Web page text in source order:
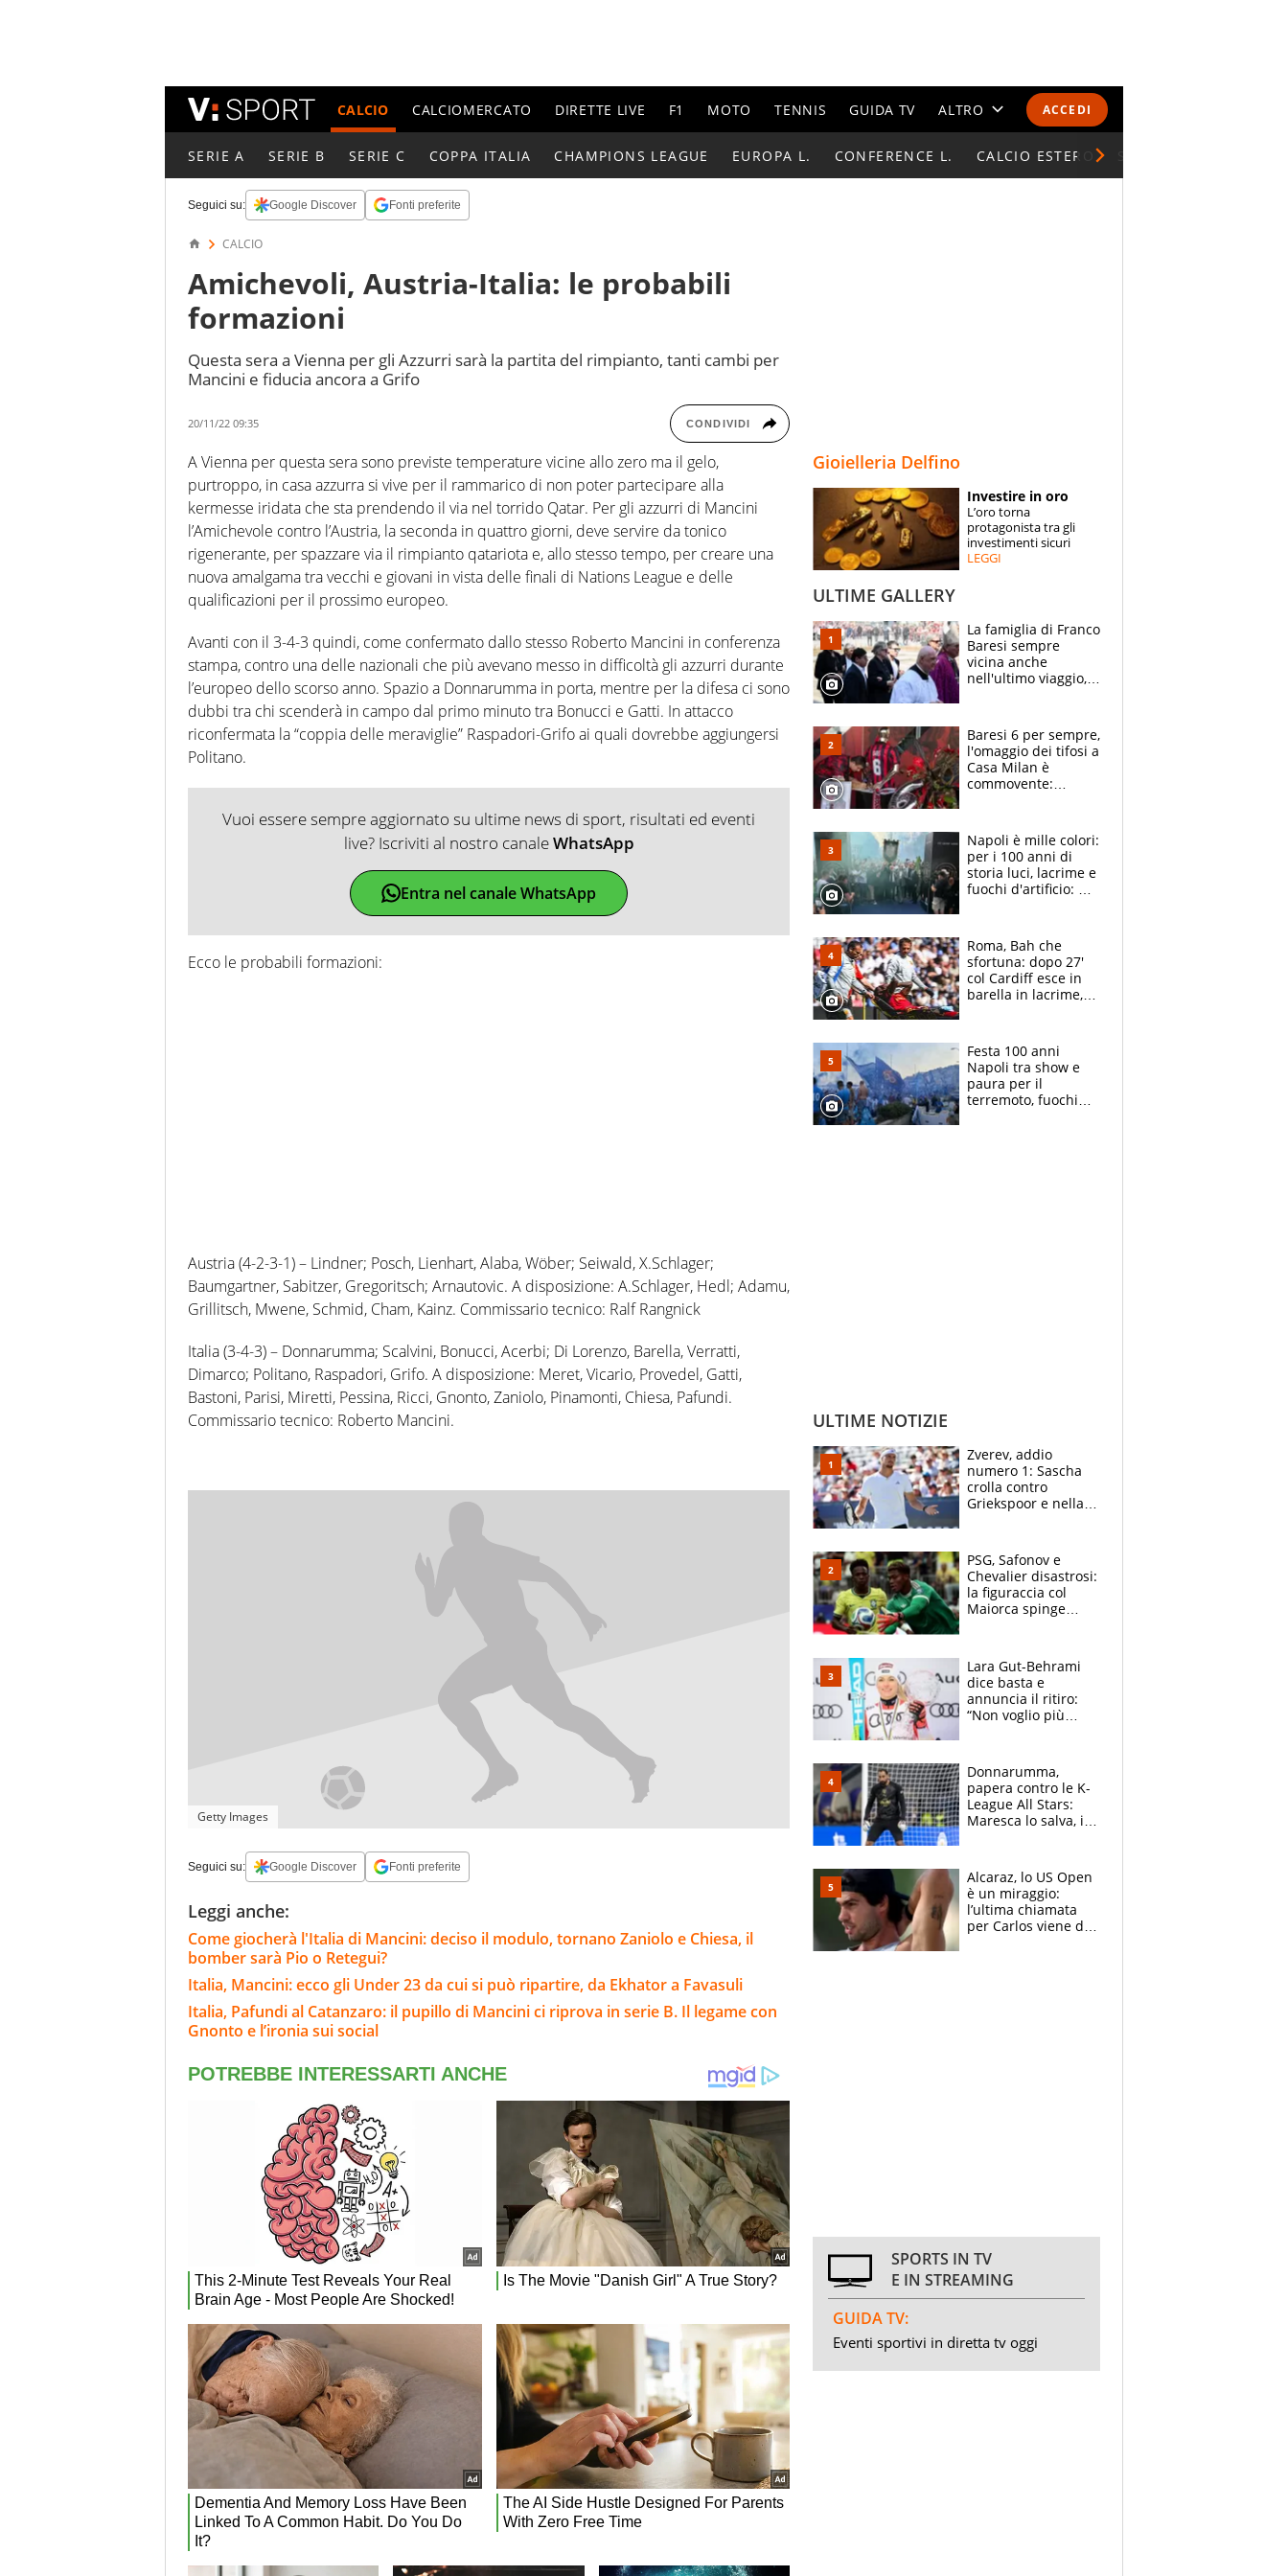
ACCEDI
CALCIO CALCIOMERCATO DIRETTE LIVE F1 MOTO TENNIS GUIDA TV ALTRO
CALENDARI E CLASSIFICHE
ESPERTI
CONTATTI
SERIE A SERIE B SERIE C COPPA ITALIA CHAMPIONS LEAGUE EUROPA L. CONFERENCE L. CALCIO ESTERO
Seguici su: Google Discover Fonti preferite
CALCIO
Amichevoli, Austria-Italia: le probabili
formazioni
Questa sera a Vienna per gli Azzurri sarà la partita del rimpianto, tanti cambi per
Mancini e fiducia ancora a Grifo
20/11/22 09:35 CONDIVIDI
A Vienna per questa sera sono previste temperature vicine allo zero ma il gelo,
purtroppo, in casa azzurra si vive per il rammarico di non poter partecipare alla
kermesse iridata che sta prendendo il via nel torrido Qatar. Per gli azzurri di Mancini
l’Amichevole contro l’Austria, la seconda in quattro giorni, deve servire da tonico
rigenerante, per spazzare via il rimpianto qatariota e, allo stesso tempo, per creare una
nuova amalgama tra vecchi e giovani in vista delle finali di Nations League e delle
qualificazioni per il prossimo europeo.
Avanti con il 3-4-3 quindi, come confermato dallo stesso Roberto Mancini in conferenza
stampa, contro una delle nazionali che più avevano messo in difficoltà gli azzurri durante
l’europeo dello scorso anno. Spazio a Donnarumma in porta, mentre per la difesa ci sono
dubbi tra chi scenderà in campo dal primo minuto tra Bonucci e Gatti. In attacco
riconfermata la “coppia delle meraviglie” Raspadori-Grifo ai quali dovrebbe aggiungersi
Politano.
Vuoi essere sempre aggiornato su ultime news di sport, risultati ed eventi
live? Iscriviti al nostro canaleWhatsApp
Entra nel canale WhatsApp
Ecco le probabili formazioni:
Austria (4-2-3-1) – Lindner; Posch, Lienhart, Alaba, Wöber; Seiwald, X.Schlager;
Baumgartner, Sabitzer, Gregoritsch; Arnautovic. A disposizione: A.Schlager, Hedl; Adamu,
Grillitsch, Mwene, Schmid, Cham, Kainz. Commissario tecnico: Ralf Rangnick
Italia (3-4-3) – Donnarumma; Scalvini, Bonucci, Acerbi; Di Lorenzo, Barella, Verratti,
Dimarco; Politano, Raspadori, Grifo. A disposizione: Meret, Vicario, Provedel, Gatti,
Bastoni, Parisi, Miretti, Pessina, Ricci, Gnonto, Zaniolo, Pinamonti, Chiesa, Pafundi.
Commissario tecnico: Roberto Mancini.
Getty Images
Seguici su: Google Discover Fonti preferite
Leggi anche:
Come giocherà l'Italia di Mancini: deciso il modulo, tornano Zaniolo e Chiesa, il
bomber sarà Pio o Retegui?
Italia, Mancini: ecco gli Under 23 da cui si può ripartire, da Ekhator a Favasuli
Italia, Pafundi al Catanzaro: il pupillo di Mancini ci riprova in serie B. Il legame con
Gnonto e l’ironia sui social
Gioielleria Delfino
Investire in oro
L’oro torna
protagonista tra gli
investimenti sicuri
LEGGI
ULTIME GALLERY
La famiglia di Franco
Baresi sempre
vicina anche
nell'ultimo viaggio,
circondati
dall'affetto dei tifosi
Baresi 6 per sempre,
l'omaggio dei tifosi a
Casa Milan è
commovente:
bigliettini
Napoli è mille colori:
per i 100 anni di
storia luci, lacrime e
fuochi d'artificio: De
Roma, Bah che
sfortuna: dopo 27'
col Cardiff esce in
barella in lacrime,
prendono 3 gol in
45'
Festa 100 anni
Napoli tra show e
paura per il
terremoto, fuochi
ULTIME NOTIZIE
Zverev, addio
numero 1: Sascha
crolla contro
Griekspoor e nella
terzo. Quanti malori
a Montreal
PSG, Safonov e
Chevalier disastrosi:
la figuraccia col
Maiorca spinge
rischio beffa
Lara Gut-Behrami
dice basta e
annuncia il ritiro:
“Non voglio più
Brignone
Donnarumma,
papera contro le K-
League All Stars:
Maresca lo salva, i
Alcaraz, lo US Open
è un miraggio:
l’ultima chiamata
per Carlos viene da
SPORTS IN TV
E IN STREAMING
GUIDA TV:
Eventi sportivi in diretta tv oggi